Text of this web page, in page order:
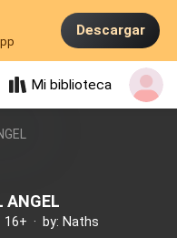
Descargar
Mi biblioteca
ANGEL
16+ · by: Naths